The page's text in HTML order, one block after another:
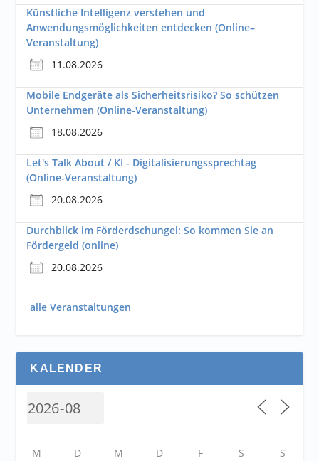
Künstliche Intelligenz verstehen und
Anwendungsmöglichkeiten entdecken (Online–
Veranstaltung)
11.08.2026
Mobile Endgeräte als Sicherheitsrisiko? So schützen
Unternehmen (Online-Veranstaltung)
18.08.2026
Let's Talk About / KI - Digitalisierungssprechtag
(Online-Veranstaltung)
20.08.2026
Durchblick im Förderdschungel: So kommen Sie an
Fördergeld (online)
20.08.2026
alle Veranstaltungen
KALENDER
M D M D F S S